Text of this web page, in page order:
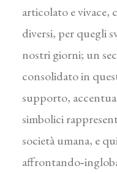
articolato e
diversi, per quegli
nostri giorni; un
consolidato in
supporto,
simbolici
società uma­na, e